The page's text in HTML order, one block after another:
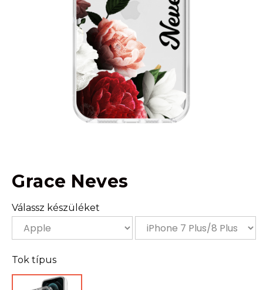
Grace Neves
Válassz készüléket
Tok típus